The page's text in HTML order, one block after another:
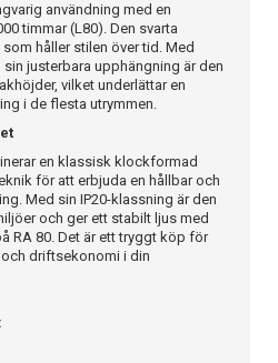
användning med en
timmar (L80). Den svarta
håller stilen över tid. Med
justerbara upphängning är den
vilket underlättar en
i de flesta utrymmen.
en klassisk klockformad
för att erbjuda en hållbar och
Med sin IP20-klassning är den
och ger ett stabilt ljus med
RA 80. Det är ett tryggt köp för
driftsekonomi i din